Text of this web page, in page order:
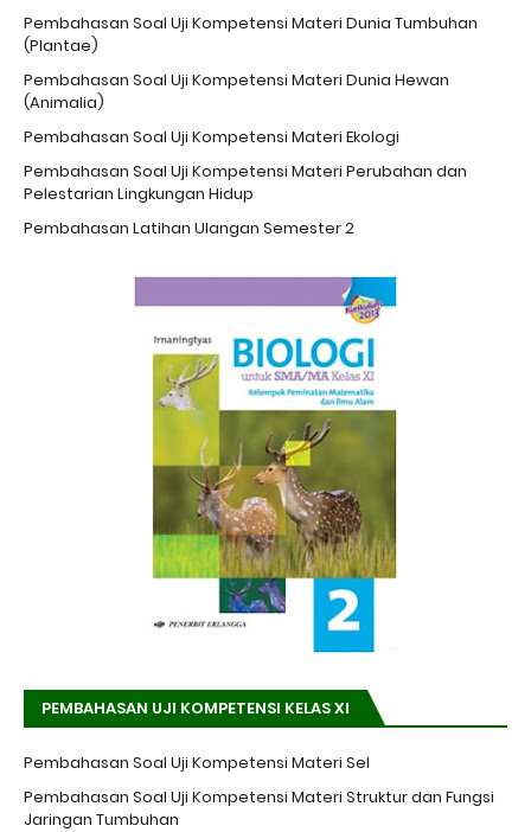
Pembahasan Soal Uji Kompetensi Materi Dunia Tumbuhan
(Plantae)
Pembahasan Soal Uji Kompetensi Materi Dunia Hewan
(Animalia)
Pembahasan Soal Uji Kompetensi Materi Ekologi
Pembahasan Soal Uji Kompetensi Materi Perubahan dan
Pelestarian Lingkungan Hidup
Pembahasan Latihan Ulangan Semester 2
PEMBAHASAN UJI KOMPETENSI KELAS XI
Pembahasan Soal Uji Kompetensi Materi Sel
Pembahasan Soal Uji Kompetensi Materi Struktur dan Fungsi
Jaringan Tumbuhan